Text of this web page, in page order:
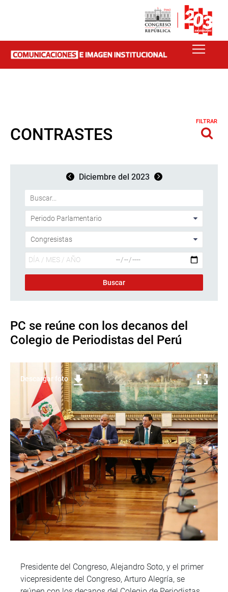
CONTRASTES
FILTRAR
Diciembre del 2023
PC se reúne con los decanos del
Colegio de Periodistas del Perú
Descargar foto
Presidente del Congreso, Alejandro Soto, y el primer
vicepresidente del Congreso, Arturo Alegría, se